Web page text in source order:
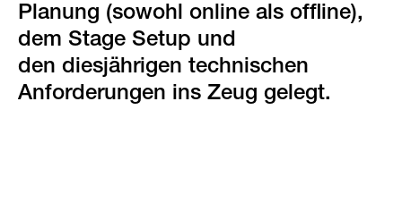
Planung (sowohl online als offline),
dem Stage Setup und
den diesjährigen technischen
Anforderungen ins Zeug gelegt.